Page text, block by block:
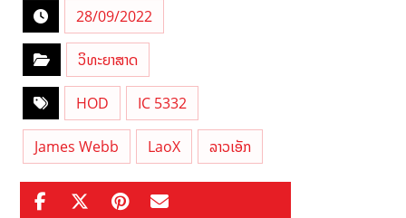
28/09/2022
ວິທະຍາສາດ
HOD IC 5332
James Webb LaoX ລາວເອັກ